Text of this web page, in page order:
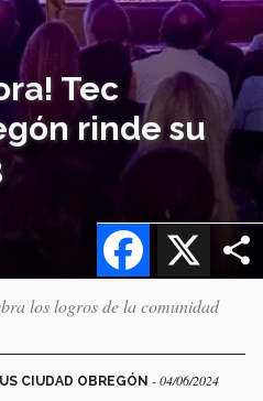
Tec
rinde su
X
Facebook
los logros de la comunidad
CIUDAD OBREGÓN - 04/06/2024